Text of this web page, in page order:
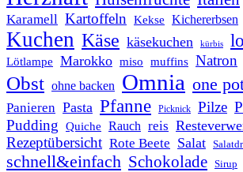
Karamell Kartoffeln Kekse Kichererbsen
Kuchen Käse käsekuchen kürbis
Lötlampe Marokko miso muffins Natron
Obst ohne backen Omnia one
Panieren Pasta Pfanne Picknick Pilze
Pudding Quiche Rauch reis
Rezeptübersicht Rote Beete Salat
schnell&einfach Schokolade Sirup